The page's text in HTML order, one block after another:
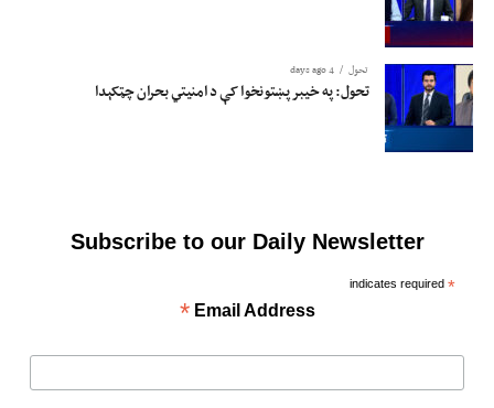
تحول 4 days ago
تحول: په خیبر پښتونخوا کې د امنیتي بحران چټکېدا
Subscribe to our Daily Newsletter
*
indicates required
Email Address
*